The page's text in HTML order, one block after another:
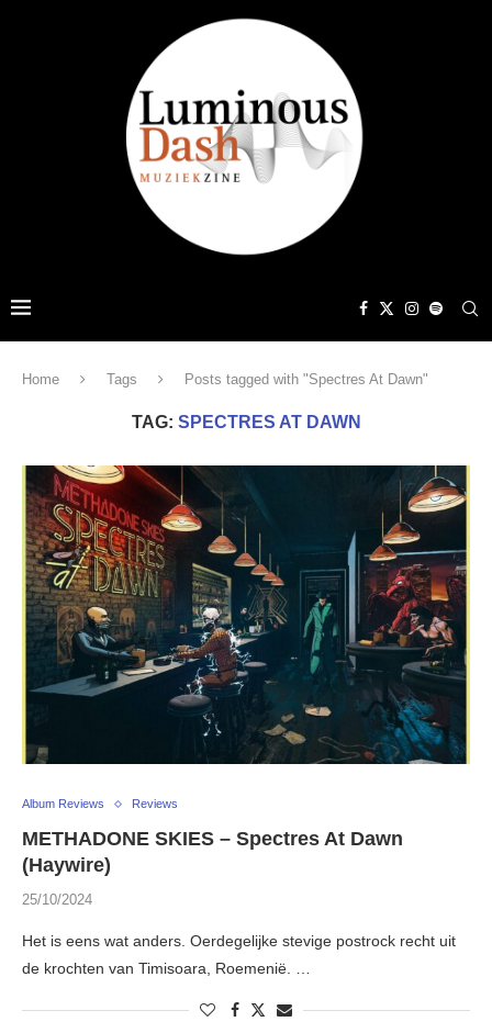
Home Tags Posts tagged with "Spectres At Dawn"
TAG: SPECTRES AT DAWN
Album Reviews Reviews
METHADONE SKIES – Spectres At Dawn
(Haywire)
25/10/2024
Het is eens wat anders. Oerdegelijke stevige postrock recht uit
de krochten van Timisoara, Roemenië. …